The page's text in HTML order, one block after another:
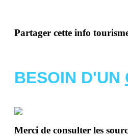
Partager cette info
BESOIN D'UN
Merci de consulter les